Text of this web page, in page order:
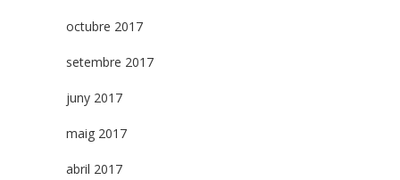
octubre 2017
setembre 2017
juny 2017
maig 2017
abril 2017